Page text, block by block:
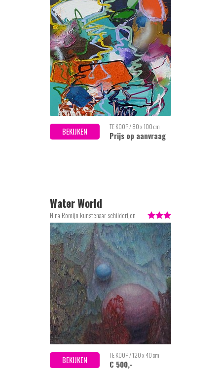
BEKIJKEN TE KOOP / 80 x 100 cm
Prijs op aanvraag
Water World
Nina Romijn kunstenaar schilderijen
BEKIJKEN TE KOOP / 120 x 40 cm
€ 500,-